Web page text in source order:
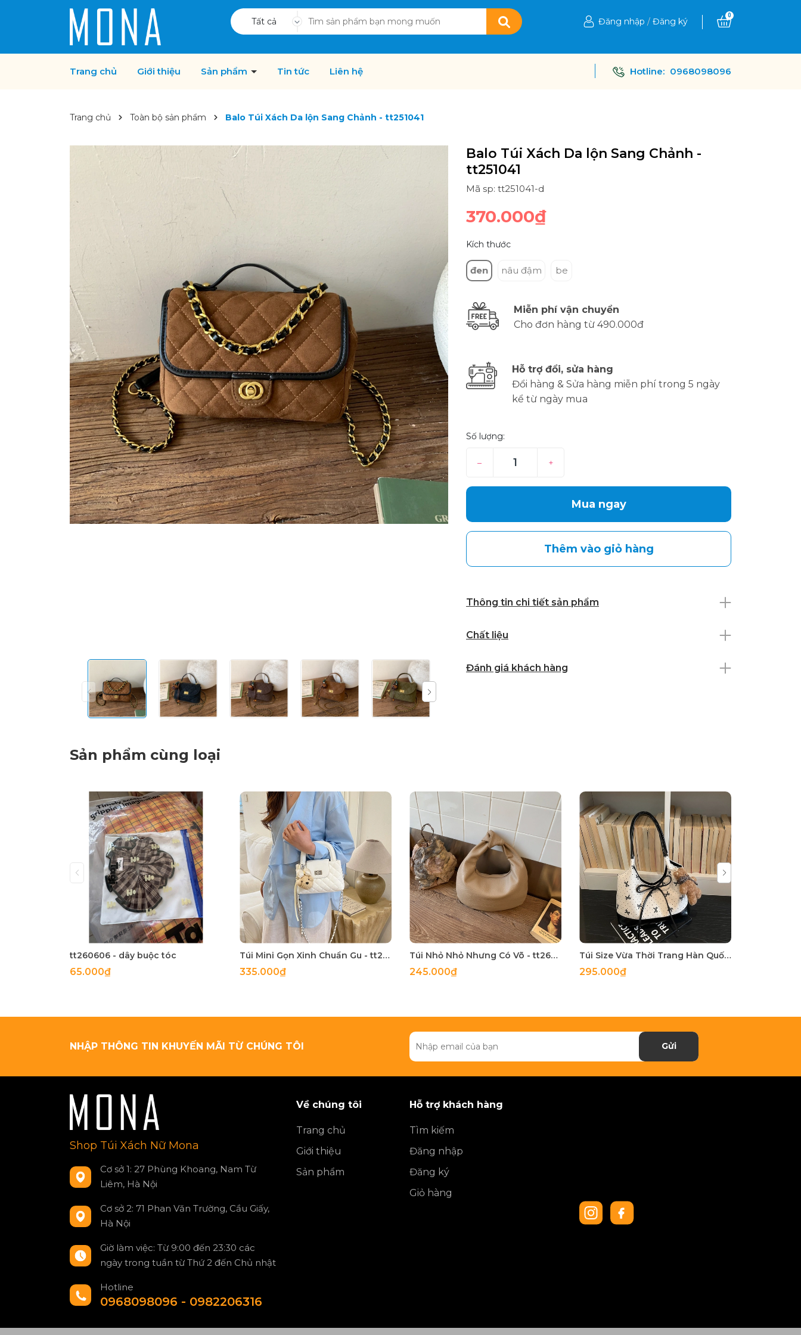
Tất cả Đăng nhập / Đăng ký
0
Trang chủ Giới thiệu Sản phẩm Tin tức Liên hệ Hotline: 0968098096
Trang chủ Toàn bộ sản phẩm Balo Túi Xách Da lộn Sang Chảnh - tt251041
Balo Túi Xách Da lộn Sang Chảnh -
tt251041
Mã sp: tt251041-d
370.000₫
Kích thước
đen nâu đậm be
Miễn phí vận chuyển
Cho đơn hàng từ 490.000đ
Hỗ trợ đổi, sửa hàng
Đổi hàng & Sửa hàng miễn phí trong 5 ngày
kể từ ngày mua
Số lượng:
– +
Mua ngay
Thêm vào giỏ hàng
Thông tin chi tiết sản phẩm
Chất liệu
Đánh giá khách hàng
Sản phẩm cùng loại
tt260606 - dây buộc tóc
65.000₫
Túi Mini Gọn Xinh Chuẩn Gu - tt260518
335.000₫
Túi Nhỏ Nhỏ Nhưng Có Võ - tt260515
245.000₫
Túi Size Vừa Thời Trang Hàn Quốc - tt260513
295.000₫
NHẬP THÔNG TIN KHUYẾN MÃI TỪ CHÚNG TÔI Gửi
Shop Túi Xách Nữ Mona
Cơ sở 1: 27 Phùng Khoang, Nam Từ
Liêm, Hà Nội
Cơ sở 2: 71 Phan Văn Trường, Cầu Giấy,
Hà Nội
Giờ làm việc: Từ 9:00 đến 23:30 các
ngày trong tuần từ Thứ 2 đến Chủ nhật
Hotline
0968098096 - 0982206316
Về chúng tôi
Trang chủ
Giới thiệu
Sản phẩm
Hỗ trợ khách hàng
Tìm kiếm
Đăng nhập
Đăng ký
Giỏ hàng